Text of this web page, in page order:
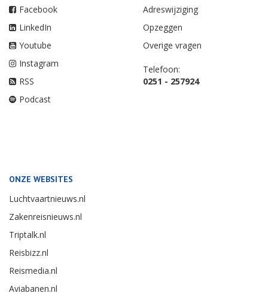
Facebook
LinkedIn
Youtube
Instagram
RSS
Podcast
Adreswijziging
Opzeggen
Overige vragen
Telefoon:
0251 - 257924
ONZE WEBSITES
Luchtvaartnieuws.nl
Zakenreisnieuws.nl
Triptalk.nl
Reisbizz.nl
Reismedia.nl
Aviabanen.nl